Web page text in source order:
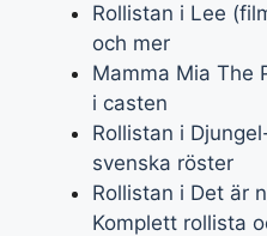
Rollistan i Lee
och mer
Mamma Mia The
i casten
Rollistan i
svenska röster
Rollistan i Det är
Komplett rollista